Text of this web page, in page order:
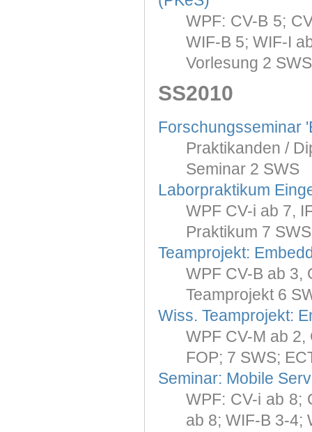
WPF: CV-B 5;
WIF-B 5; WIF-I
Vorlesung 2
SS2010
Forschungsseminar
Praktikanden /
Seminar 2 SWS
Laborpraktikum
WPF CV-i ab 7,
Praktikum 7
Teamprojekt:
WPF CV-B ab 3,
Teamprojekt 6
Wiss. Teamprojekt:
WPF CV-M ab 2,
FOP; 7 SWS;
Seminar: Mobile
WPF: CV-i ab 8;
ab 8; WIF-B 3-4;